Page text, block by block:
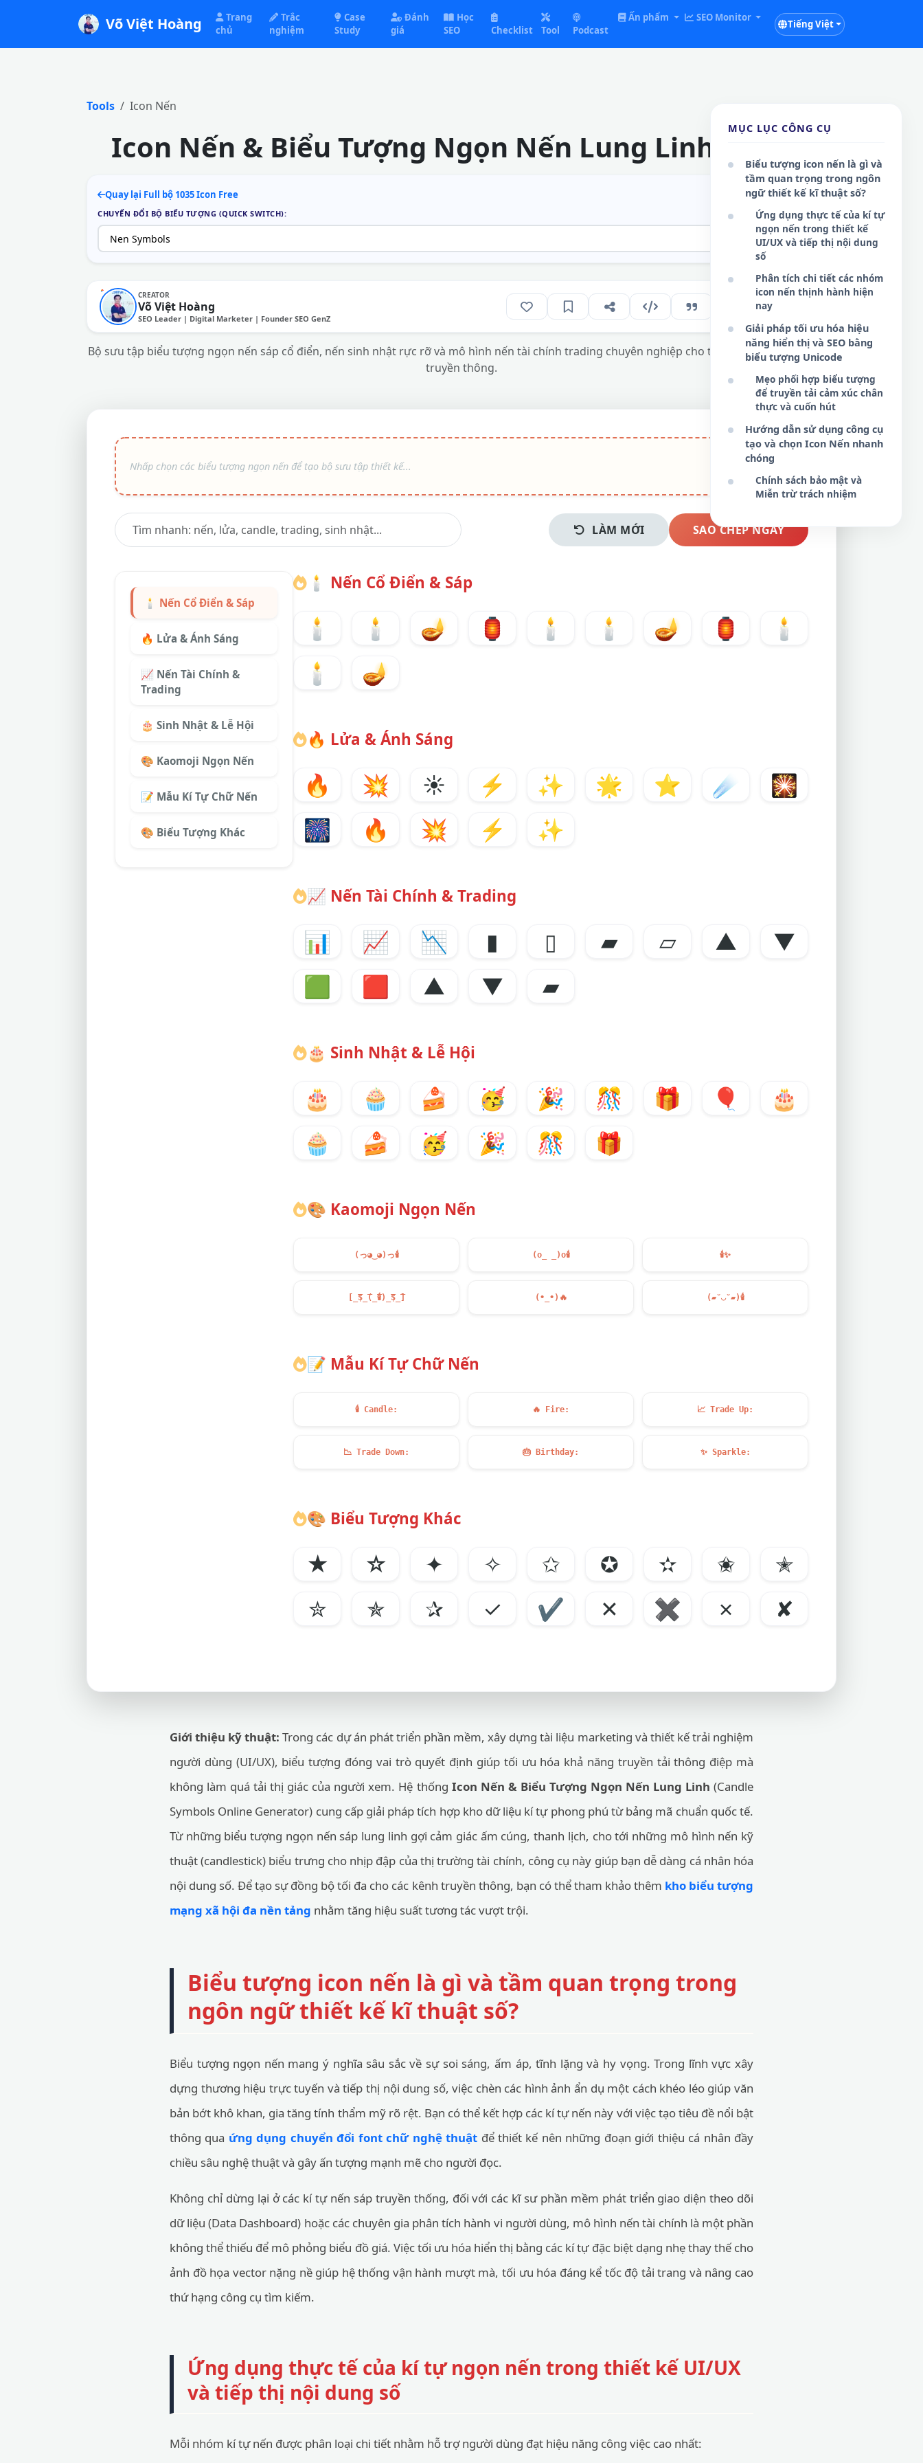
Võ Việt Hoàng
Trang
chủ
Trắc
nghiệm
Case
Study
Đánh
giá
Học
SEO
Checklist Tool Podcast
Ấn phẩm SEO Monitor
Tiếng Việt
Tools Icon Nến
Icon Nến & Biểu Tượng Ngọn Nến Lung Linh Online
Quay lại Full bộ 1035 Icon Free
CHUYỂN ĐỔI BỘ BIỂU TƯỢNG (QUICK SWITCH):
CREATOR
Võ Việt Hoàng
SEO Leader | Digital Marketer | Founder SEO GenZ
Bộ sưu tập biểu tượng ngọn nến sáp cổ điển, nến sinh nhật rực rỡ và mô hình nến tài chính trading chuyên nghiệp cho thiết kế đồ họa, UI/UX và
truyền thông.
LÀM MỚI SAO CHÉP NGAY
🕯️ Nến Cổ Điển & Sáp
🔥 Lửa & Ánh Sáng
📈 Nến Tài Chính &
Trading
🎂 Sinh Nhật & Lễ Hội
🎨 Kaomoji Ngọn Nến
📝 Mẫu Kí Tự Chữ Nến
🎨 Biểu Tượng Khác
🕯️ Nến Cổ Điển & Sáp
🕯️ 🕯 🪔 🏮 🕯️ 🕯 🪔 🏮
🕯️
🕯
🪔
🔥 Lửa & Ánh Sáng
🔥 💥 ☀️ ⚡ ✨ 🌟 ⭐ ☄️
🎇
🎆
🔥 💥 ⚡ ✨
📈 Nến Tài Chính & Trading
📊 📈 📉 ▮ ▯ ▰ ▱ ▲
▼
🟩
🟥 ▲ ▼ ▰
🎂 Sinh Nhật & Lễ Hội
🎂 🧁 🍰 🥳 🎉 🎊 🎁 🎈
🎂
🧁
🍰 🥳 🎉 🎊 🎁
🎨 Kaomoji Ngọn Nến
(っ◕‿◕)っ🕯️ (o_ _)o🕯️ 🕯️✨
[̲̅$̲̅(̲̅ 🕯️)̲̅$̲̅] (•_•) 🔥 (▰˘◡˘▰)🕯️
📝 Mẫu Kí Tự Chữ Nến
🕯️ Candle: 🔥 Fire: 📈 Trade Up:
📉 Trade Down: 🎂 Birthday: ✨Sparkle:
🎨 Biểu Tượng Khác
★ ☆ ✦ ✧ ✩ ✪ ✫ ✬
✭
✮
✯ ✰ ✓ ✔ ✕ ✖ ✗ ✘
Giới thiệu kỹ thuật: Trong các dự án phát triển phần mềm, xây dựng tài liệu marketing và thiết kế trải nghiệm
người dùng (UI/UX), biểu tượng đóng vai trò quyết định giúp tối ưu hóa khả năng truyền tải thông điệp mà
không làm quá tải thị giác của người xem. Hệ thống Icon Nến & Biểu Tượng Ngọn Nến Lung Linh (Candle
Symbols Online Generator) cung cấp giải pháp tích hợp kho dữ liệu kí tự phong phú từ bảng mã chuẩn quốc tế.
Từ những biểu tượng ngọn nến sáp lung linh gợi cảm giác ấm cúng, thanh lịch, cho tới những mô hình nến kỹ
thuật (candlestick) biểu trưng cho nhịp đập của thị trường tài chính, công cụ này giúp bạn dễ dàng cá nhân hóa
nội dung số. Để tạo sự đồng bộ tối đa cho các kênh truyền thông, bạn có thể tham khảo thêm kho biểu tượng
mạng xã hội đa nền tảng nhằm tăng hiệu suất tương tác vượt trội.
Biểu tượng icon nến là gì và tầm quan trọng trong
ngôn ngữ thiết kế kĩ thuật số?
Biểu tượng ngọn nến mang ý nghĩa sâu sắc về sự soi sáng, ấm áp, tĩnh lặng và hy vọng. Trong lĩnh vực xây
dựng thương hiệu trực tuyến và tiếp thị nội dung số, việc chèn các hình ảnh ẩn dụ một cách khéo léo giúp văn
bản bớt khô khan, gia tăng tính thẩm mỹ rõ rệt. Bạn có thể kết hợp các kí tự nến này với việc tạo tiêu đề nổi bật
thông qua ứng dụng chuyển đổi font chữ nghệ thuật để thiết kế nên những đoạn giới thiệu cá nhân đầy
chiều sâu nghệ thuật và gây ấn tượng mạnh mẽ cho người đọc.
Không chỉ dừng lại ở các kí tự nến sáp truyền thống, đối với các kĩ sư phần mềm phát triển giao diện theo dõi
dữ liệu (Data Dashboard) hoặc các chuyên gia phân tích hành vi người dùng, mô hình nến tài chính là một phần
không thể thiếu để mô phỏng biểu đồ giá. Việc tối ưu hóa hiển thị bằng các kí tự đặc biệt dạng nhẹ thay thế cho
ảnh đồ họa vector nặng nề giúp hệ thống vận hành mượt mà, tối ưu hóa đáng kể tốc độ tải trang và nâng cao
thứ hạng công cụ tìm kiếm.
Ứng dụng thực tế của kí tự ngọn nến trong thiết kế UI/UX
và tiếp thị nội dung số
Mỗi nhóm kí tự nến được phân loại chi tiết nhằm hỗ trợ người dùng đạt hiệu năng công việc cao nhất:
MỤC LỤC CÔNG CỤ
Biểu tượng icon nến là gì và
tầm quan trọng trong ngôn
ngữ thiết kế kĩ thuật số?
Ứng dụng thực tế của kí tự
ngọn nến trong thiết kế
UI/UX và tiếp thị nội dung
số
Phân tích chi tiết các nhóm
icon nến thịnh hành hiện
nay
Giải pháp tối ưu hóa hiệu
năng hiển thị và SEO bằng
biểu tượng Unicode
Mẹo phối hợp biểu tượng
để truyền tải cảm xúc chân
thực và cuốn hút
Hướng dẫn sử dụng công cụ
tạo và chọn Icon Nến nhanh
chóng
Chính sách bảo mật và
Miễn trừ trách nhiệm